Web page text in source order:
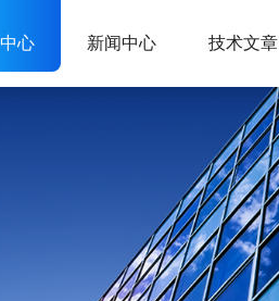
心 新闻中心 技术文章